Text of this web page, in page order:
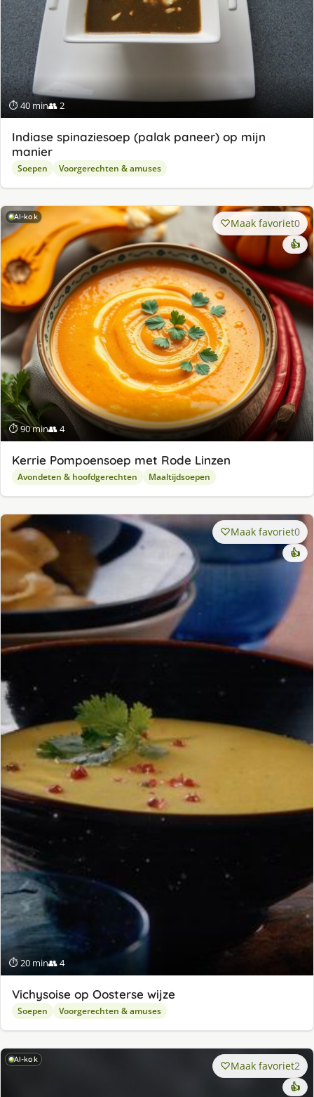
⏱ 40 min👥 2
Indiase spinaziesoep (palak paneer) op mijn
manier
Soepen Voorgerechten & amuses
AI-kok
⏱ 90 min👥 4
Maak favoriet0
👍
Kerrie Pompoensoep met Rode Linzen
Avondeten & hoofdgerechten Maaltijdsoepen
⏱ 20 min👥 4
Maak favoriet0
👍
Vichysoise op Oosterse wijze
Soepen Voorgerechten & amuses
AI-kok Maak favoriet2
👍